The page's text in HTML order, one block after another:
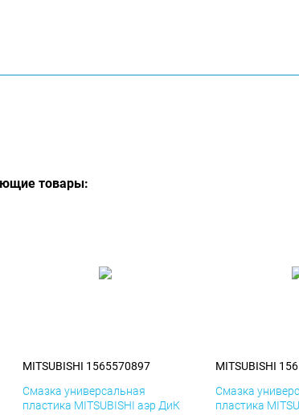
товары:
MITSUBISHI 1565570897
Смазка универсальная
пластика MITSUBISHI аэр ДиК
MITSUBISHI
Смазка
пластика